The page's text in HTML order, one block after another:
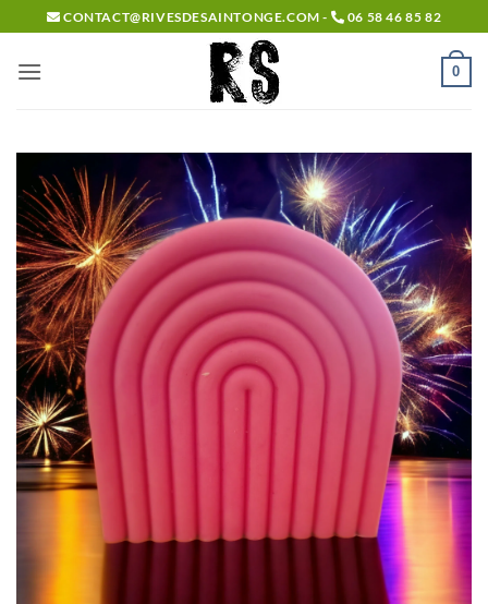
Passer
au
contenu
CONTACT@RIVESDESAINTONGE.COM - 06 58 46 85 82
0